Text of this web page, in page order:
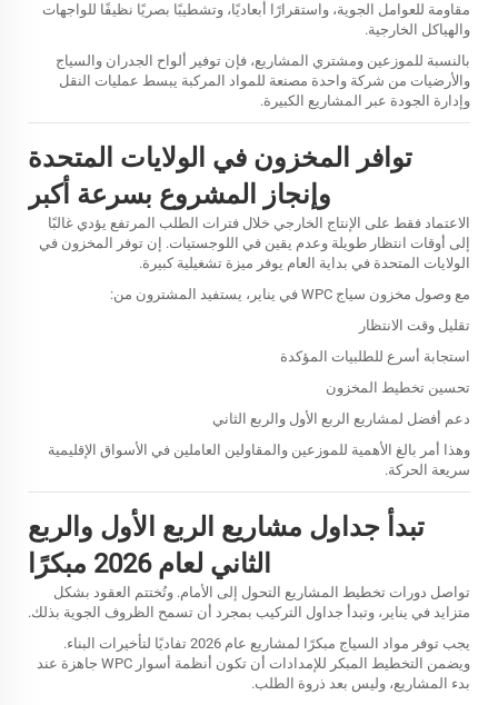
مقاومة للعوامل الجوية، واستقرارًا أبعاديًا، وتشطيبًا بصريًا نظيفًا للواجهات
والهياكل الخارجية.
بالنسبة للموزعين ومشتري المشاريع، فإن توفير ألواح الجدران والسياج
والأرضيات من شركة واحدة مصنعة للمواد المركبة يبسط عمليات النقل
وإدارة الجودة عبر المشاريع الكبيرة.
توافر المخزون في الولايات المتحدة
وإنجاز المشروع بسرعة أكبر
الاعتماد فقط على الإنتاج الخارجي خلال فترات الطلب المرتفع يؤدي غالبًا
إلى أوقات انتظار طويلة وعدم يقين في اللوجستيات. إن توفر المخزون في
الولايات المتحدة في بداية العام يوفر ميزة تشغيلية كبيرة.
مع وصول مخزون سياج WPC في يناير، يستفيد المشترون من:
تقليل وقت الانتظار
استجابة أسرع للطلبيات المؤكدة
تحسين تخطيط المخزون
دعم أفضل لمشاريع الربع الأول والربع الثاني
وهذا أمر بالغ الأهمية للموزعين والمقاولين العاملين في الأسواق الإقليمية
سريعة الحركة.
تبدأ جداول مشاريع الربع الأول والربع
الثاني لعام 2026 مبكرًا
تواصل دورات تخطيط المشاريع التحول إلى الأمام. وتُختتم العقود بشكل
متزايد في يناير، وتبدأ جداول التركيب بمجرد أن تسمح الظروف الجوية بذلك.
يجب توفر مواد السياج مبكرًا لمشاريع عام 2026 تفاديًا لتأخيرات البناء.
ويضمن التخطيط المبكر للإمدادات أن تكون أنظمة أسوار WPC جاهزة عند
بدء المشاريع، وليس بعد ذروة الطلب.